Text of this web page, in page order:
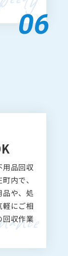
品回収
内で、
品や、処
にご相
回収作業